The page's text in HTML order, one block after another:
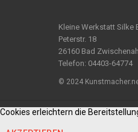
Kleine Werkstatt Silke
Peterstr. 18
26160 Bad
Telefon: 04403-64774
© 2024
Cookies erleichtern die